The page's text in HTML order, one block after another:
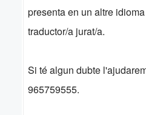
presenta en un altre
traductor/a jurat/a.
Si té algun dubte
965759555.